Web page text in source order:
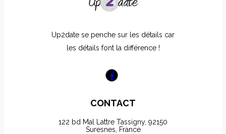
Up2date se penche sur les détails car
les détails font la différence !
CONTACT
122 bd Mal Lattre Tassigny, 92150
Suresnes, France